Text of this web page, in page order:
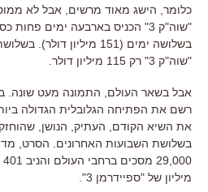
כלומר, הישג מאוד מרשים, אבל לא
בשלושה ימים (151 מיליון
"שוה"ק 3" רק 115 מיליון דולר.
רשם את הפתיחה הגלובלית הגדולה
בשלושת השבועות האחרונים. הסרט,
מיליון של "ספיידרמן 3".